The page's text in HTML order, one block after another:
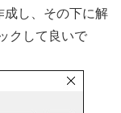
成し、その下に解
クして良いで